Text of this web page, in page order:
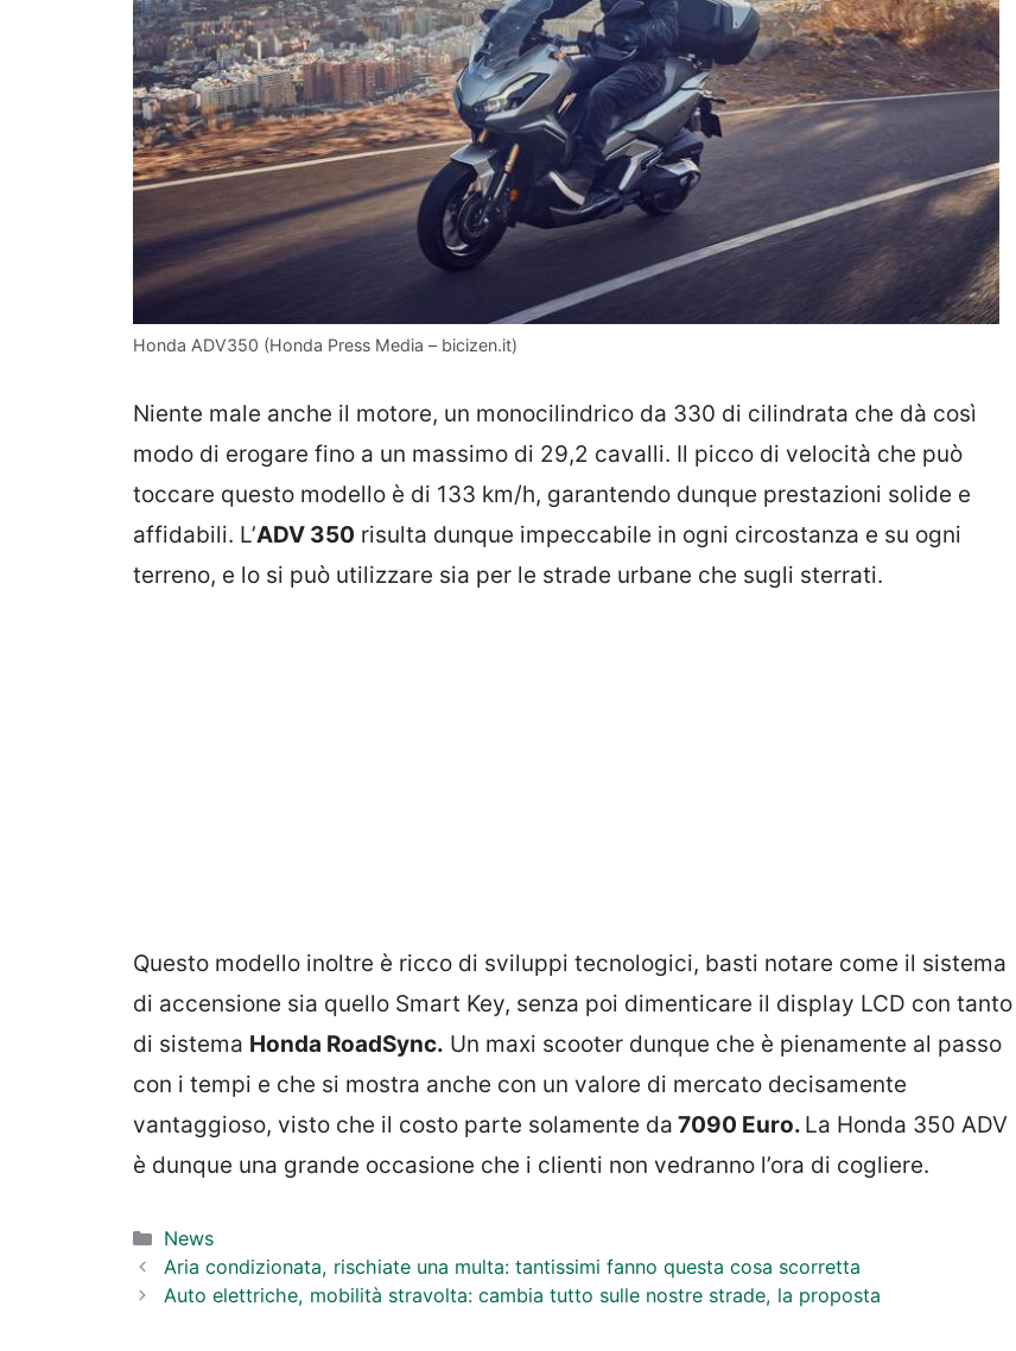
Honda ADV350 (Honda Press Media – bicizen.it)
Niente male anche il motore, un monocilindrico da 330 di cilindrata che dà così
modo di erogare fino a un massimo di 29,2 cavalli. Il picco di velocità che può
toccare questo modello è di 133 km/h, garantendo dunque prestazioni solide e
affidabili. L’ADV 350 risulta dunque impeccabile in ogni circostanza e su ogni
terreno, e lo si può utilizzare sia per le strade urbane che sugli sterrati.
Questo modello inoltre è ricco di sviluppi tecnologici, basti notare come il sistema
di accensione sia quello Smart Key, senza poi dimenticare il display LCD con tanto
di sistema Honda RoadSync. Un maxi scooter dunque che è pienamente al passo
con i tempi e che si mostra anche con un valore di mercato decisamente
vantaggioso, visto che il costo parte solamente da 7090 Euro. La Honda 350 ADV
è dunque una grande occasione che i clienti non vedranno l’ora di cogliere.
Categorie
News
Aria condizionata, rischiate una multa: tantissimi fanno questa cosa scorretta
Auto elettriche, mobilità stravolta: cambia tutto sulle nostre strade, la proposta